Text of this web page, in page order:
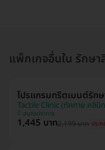
แพ็กเกจอื่นใน รักษ
โปรแกรมทรีตเมนต์รัก
Tactile Clinic (ทัคทาย คลินิ
สมุทรปราการ
1,445 บาท2,199 บาท ประ